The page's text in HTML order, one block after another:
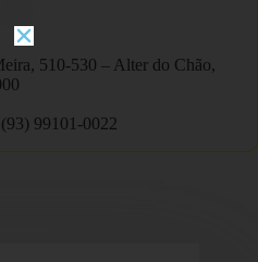
510-530 – Alter do Chão,
(93) 99101-0022